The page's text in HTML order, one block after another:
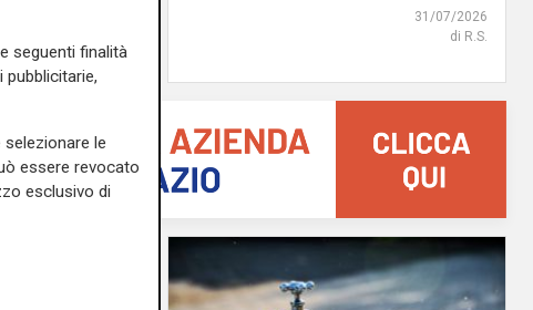
31/07/2026
di R.S.
seguenti finalità
pubblicitarie,
le
essere revocato
esclusivo di